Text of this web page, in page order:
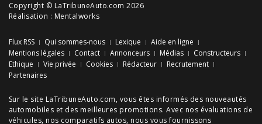
Copyright © LaTribuneAuto.com 2026
Réalisation : Mentalworks
Flux RSS Qui sommes-nous Lexique
Aide en ligne
Mentions légales
Contact Annonceurs Médias
Constructeurs
Ethique
Vie privée Cookies Rédacteur
Recrutement
Partenaires
Sur le site LaTribuneAuto.com, vous êtes informés des nouveautés
automobiles et des meilleures promotions. Avec nos évaluations de
véhicules, nos comparatifs autos, nous vous fournissons